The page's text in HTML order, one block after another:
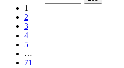
1
2
3
4
5
…
71